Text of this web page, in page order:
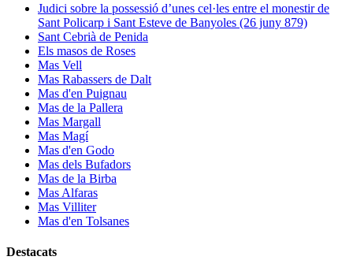
Judici sobre la possessió d’unes cel·les entre el monestir de
Sant Policarp i Sant Esteve de Banyoles (26 juny 879)
Sant Cebrià de Penida
Els masos de Roses
Mas Vell
Mas Rabassers de Dalt
Mas d'en Puignau
Mas de la Pallera
Mas Margall
Mas Magí
Mas d'en Godo
Mas dels Bufadors
Mas de la Birba
Mas Alfaras
Mas Villiter
Mas d'en Tolsanes
Destacats